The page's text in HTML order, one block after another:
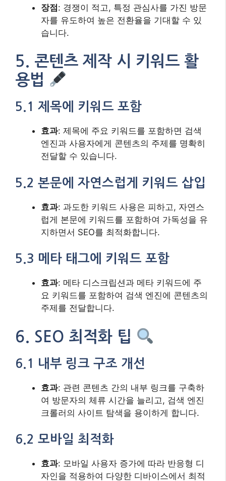
장점: 경쟁이 적고, 특정 관심사를 가진 방문
자를 유도하여 높은 전환율을 기대할 수 있
습니다.
5. 콘텐츠 제작 시 키워드 활
용법
5.1 제목에 키워드 포함
효과: 제목에 주요 키워드를 포함하면 검색
엔진과 사용자에게 콘텐츠의 주제를 명확히
전달할 수 있습니다.
5.2 본문에 자연스럽게 키워드 삽입
효과: 과도한 키워드 사용은 피하고, 자연스
럽게 본문에 키워드를 포함하여 가독성을 유
지하면서 SEO를 최적화합니다.
5.3 메타 태그에 키워드 포함
효과: 메타 디스크립션과 메타 키워드에 주
요 키워드를 포함하여 검색 엔진에 콘텐츠의
주제를 전달합니다.
6. SEO 최적화 팁
6.1 내부 링크 구조 개선
효과: 관련 콘텐츠 간의 내부 링크를 구축하
여 방문자의 체류 시간을 늘리고, 검색 엔진
크롤러의 사이트 탐색을 용이하게 합니다.
6.2 모바일 최적화
효과: 모바일 사용자 증가에 따라 반응형 디
자인을 적용하여 다양한 디바이스에서 최적